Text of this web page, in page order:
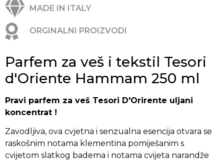
MADE IN ITALY
ORGINALNI PROIZVODI
Parfem za veš i tekstil Tesori
d'Oriente Hammam 250 ml
Pravi parfem za veš Tesori D'Orirente uljani
koncentrat !
Zavodljiva, ova cvjetna i senzualna esencija otvara se
raskošnim notama klementina pomiješanim s
cvijetom slatkog badema i notama cvijeta narandže